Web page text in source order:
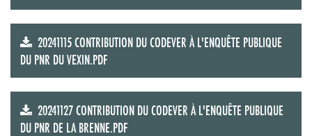
20241115 CONTRIBUTION DU CODEVER À L'ENQUÊTE PUBLIQUE
DU PNR DU VEXIN.PDF
20241127 CONTRIBUTION DU CODEVER À L'ENQUÊTE PUBLIQUE
DU PNR DE LA BRENNE.PDF